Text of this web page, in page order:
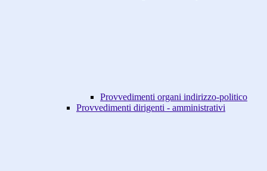
Provvedimenti organi indirizzo-politico
Provvedimenti dirigenti - amministrativi